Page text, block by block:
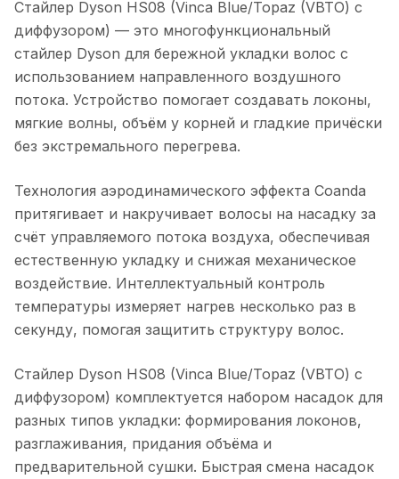
Стайлер Dyson HS08 (Vinca Blue/Topaz (VBTO) c
диффузором) — это многофункциональный
стайлер Dyson для бережной укладки волос с
использованием направленного воздушного
потока. Устройство помогает создавать локоны,
мягкие волны, объём у корней и гладкие причёски
без экстремального перегрева.
Технология аэродинамического эффекта Coanda
притягивает и накручивает волосы на насадку за
счёт управляемого потока воздуха, обеспечивая
естественную укладку и снижая механическое
воздействие. Интеллектуальный контроль
температуры измеряет нагрев несколько раз в
секунду, помогая защитить структуру волос.
Стайлер Dyson HS08 (Vinca Blue/Topaz (VBTO) c
диффузором) комплектуется набором насадок для
разных типов укладки: формирования локонов,
разглаживания, придания объёма и
предварительной сушки. Быстрая смена насадок